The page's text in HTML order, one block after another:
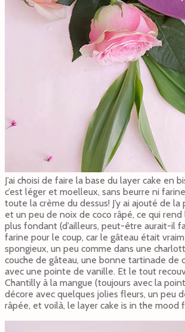
J’ai choisi de faire la base du layer cake en
c’est léger et moelleux, sans beurre ni
toute la crème du dessus! J’y ai ajouté de
et un peu de noix de coco râpé, ce qui
plus fondant (d’ailleurs, peut-être aurait-il
farine pour le coup, car le gâteau était
spongieux, un peu comme dans une
couche de gâteau, une bonne tartinade de
avec une pointe de vanille. Et le tout
Chantilly à la mangue (toujours avec la
décore avec quelques jolies fleurs, un peu
râpée, et voilà, le layer cake is in the mood